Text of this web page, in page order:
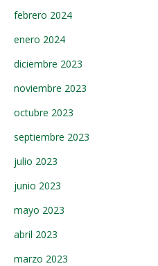
febrero 2024
enero 2024
diciembre 2023
noviembre 2023
octubre 2023
septiembre 2023
julio 2023
junio 2023
mayo 2023
abril 2023
marzo 2023